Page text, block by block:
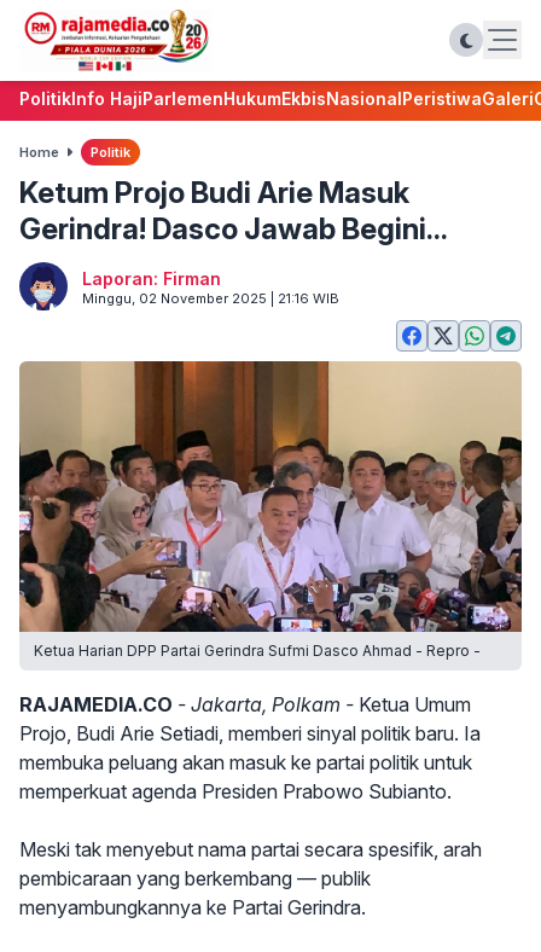
PolitikInfo HajiParlemenHukumEkbisNasionalPeristiwaGaleri
Home Politik
Ketum Projo Budi Arie Masuk
Gerindra! Dasco Jawab Begini...
Laporan: Firman
Minggu, 02 November 2025 | 21:16 WIB
Ketua Harian DPP Partai Gerindra Sufmi Dasco Ahmad - Repro -
RAJAMEDIA.CO - Jakarta, Polkam - Ketua Umum
Projo, Budi Arie Setiadi, memberi sinyal politik baru. Ia
membuka peluang akan masuk ke partai politik untuk
memperkuat agenda Presiden Prabowo Subianto.
Meski tak menyebut nama partai secara spesifik, arah
pembicaraan yang berkembang — publik
menyambungkannya ke Partai Gerindra.